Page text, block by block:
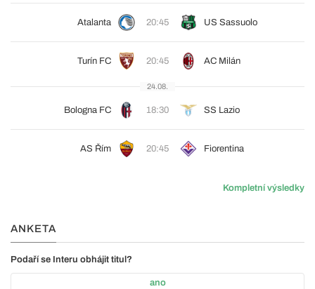
Atalanta 20:45 US Sassuolo
Turín FC 20:45 AC Milán
24.08.
Bologna FC 18:30 SS Lazio
AS Řím 20:45 Fiorentina
Kompletní výsledky
ANKETA
Podaří se Interu obhájit titul?
ano